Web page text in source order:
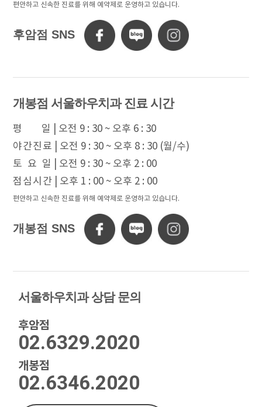
편안하고 신속한 진료를 위해 예약제로 운영하고 있습니다.
후암점 SNS
개봉점 서울하우치과 진료 시간
평 일
| 오전 9 : 30 ~ 오후 6 : 30
야 간 진 료
| 오전 9 : 30 ~ 오후 8 : 30 (월/수)
토 요 일
| 오전 9 : 30 ~ 오후 2 : 00
점 심 시 간
| 오후 1 : 00 ~ 오후 2 : 00
편안하고 신속한 진료를 위해 예약제로 운영하고 있습니다.
개봉점 SNS
서울하우치과 상담 문의
후암점
02.6329.2020
개봉점
02.6346.2020